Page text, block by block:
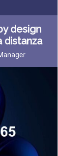
design
distanza